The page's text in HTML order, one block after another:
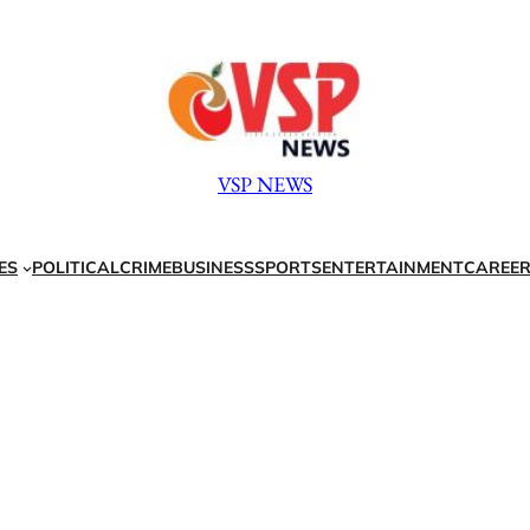
VSP NEWS
POLITICALCRIMEBUSINESSSPORTSENTERTAINMENT